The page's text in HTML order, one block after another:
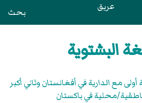
عريق بحث
البشتوية
مع الدارية في أفغانستان وثاني أكبر
محلية في باكستان